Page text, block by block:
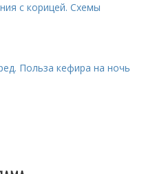
с корицей. Схемы
Польза кефира на ночь